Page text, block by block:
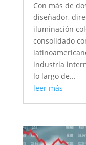
Con más de
diseñador,
iluminación
consolidado
industria
lo largo de...
leer más